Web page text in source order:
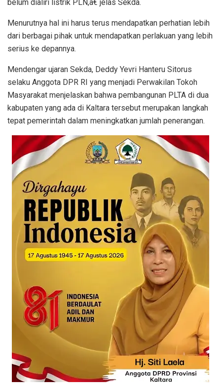
belum dialiri listrik PLN,â€ jelas Sekda.
Menurutnya hal ini harus terus mendapatkan perhatian lebih
dari berbagai pihak untuk mendapatkan perlakuan yang lebih
serius ke depannya.
Mendengar ujaran Sekda, Deddy Yevri Hanteru Sitorus
selaku Anggota DPR RI yang menjadi Perwakilan Tokoh
Masyarakat menjelaskan bahwa pembangunan PLTA di dua
kabupaten yang ada di Kaltara tersebut merupakan langkah
tepat pemerintah dalam meningkatkan jumlah penerangan.